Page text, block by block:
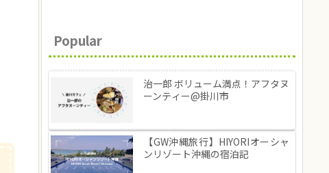
Popular
治一郎 ボリューム満点！アフタヌ
ーンティー@掛川市
【GW沖縄旅行】HIYORIオーシャ
ンリゾート沖縄の宿泊記